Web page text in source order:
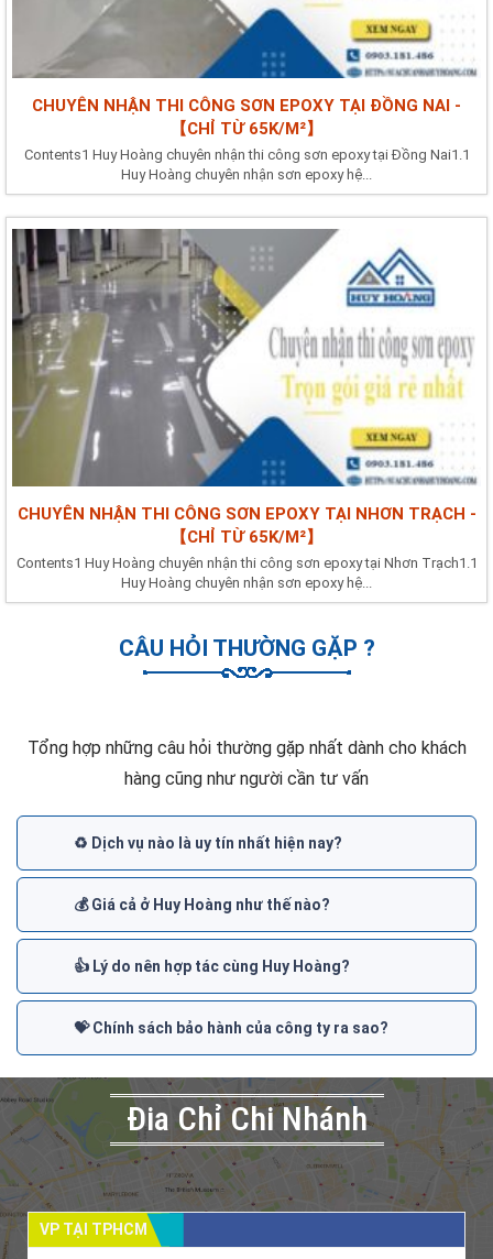
CHUYÊN NHẬN THI CÔNG SƠN EPOXY TẠI ĐỒNG NAI -
【CHỈ TỪ 65K/M²】
Contents1 Huy Hoàng chuyên nhận thi công sơn epoxy tại Đồng Nai1.1
Huy Hoàng chuyên nhận sơn epoxy hệ...
CHUYÊN NHẬN THI CÔNG SƠN EPOXY TẠI NHƠN TRẠCH -
【CHỈ TỪ 65K/M²】
Contents1 Huy Hoàng chuyên nhận thi công sơn epoxy tại Nhơn Trạch1.1
Huy Hoàng chuyên nhận sơn epoxy hệ...
CÂU HỎI THƯỜNG GẶP ?
Tổng hợp những câu hỏi thường gặp nhất dành cho khách
hàng cũng như người cần tư vấn
♻️ Dịch vụ nào là uy tín nhất hiện nay?
💰 Giá cả ở Huy Hoàng như thế nào?
👍 Lý do nên hợp tác cùng Huy Hoàng?
💝 Chính sách bảo hành của công ty ra sao?
Đia Chỉ Chi Nhánh
VP TẠI TPHCM